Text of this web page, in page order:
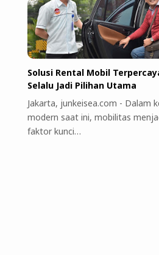
Solusi Rental Mobil
Selalu Jadi Pilihan Utama
Jakarta, junkeisea.com - Dalam
modern saat ini, mobilitas
faktor kunci…